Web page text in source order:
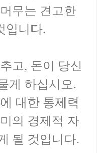
무는 견고한
입니다.
고, 돈이 당신
게 하십시오.
대한 통제력
의 경제적 자